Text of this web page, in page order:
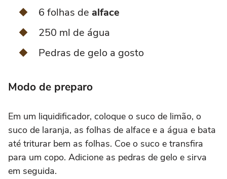
6 folhas de alface
250 ml de água
Pedras de gelo a gosto
Modo de preparo
Em um liquidificador, coloque o suco de limão, o
suco de laranja, as folhas de alface e a água e bata
até triturar bem as folhas. Coe o suco e transfira
para um copo. Adicione as pedras de gelo e sirva
em seguida.